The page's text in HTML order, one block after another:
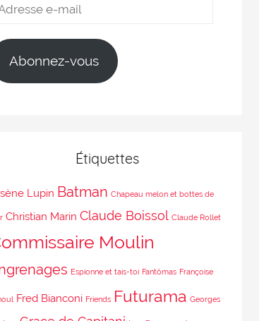
Abonnez-vous
Étiquettes
Lupin Batman Chapeau melon et bottes de
Christian Marin Claude Boissol Claude Rollet
Moulin
Espionne et tais-toi Fantômas Françoise
Fred Bianconi Friends Futurama Georges